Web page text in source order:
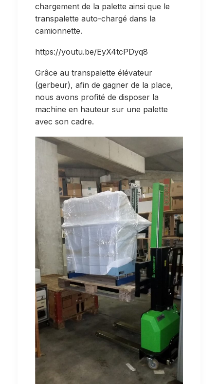
chargement de la palette ainsi que le
transpalette auto-chargé dans la
camionnette.
https://youtu.be/EyX4tcPDyq8
Grâce au transpalette élévateur
(gerbeur), afin de gagner de la place,
nous avons profité de disposer la
machine en hauteur sur une palette
avec son cadre.